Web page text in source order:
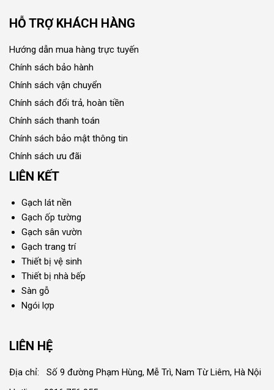
HỖ TRỢ KHÁCH HÀNG
Hướng dẫn mua hàng trực tuyến
Chính sách bảo hành
Chính sách vận chuyển
Chính sách đổi trả, hoàn tiền
Chính sách thanh toán
Chính sách bảo mật thông tin
Chính sách ưu đãi
LIÊN KẾT
Gạch lát nền
Gạch ốp tường
Gạch sân vườn
Gạch trang trí
Thiết bị vệ sinh
Thiết bị nhà bếp
Sàn gỗ
Ngói lợp
LIÊN HỆ
Địa chỉ: Số 9 đường Phạm Hùng, Mễ Trì, Nam Từ Liêm, Hà Nội